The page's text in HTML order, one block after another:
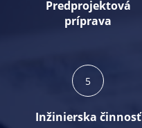
Predprojektová
príprava
5
Inžinierska činnosť